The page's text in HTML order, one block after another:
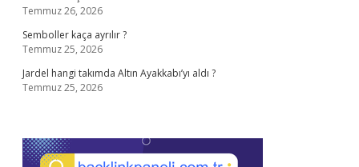
Temmuz 26, 2026
Semboller kaça ayrılır ?
Temmuz 25, 2026
Jardel hangi takımda Altın Ayakkabı’yı aldı ?
Temmuz 25, 2026